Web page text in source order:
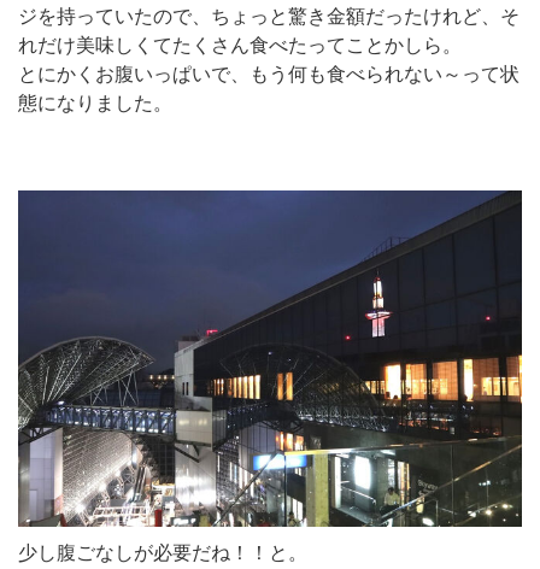
ジを持っていたので、ちょっと驚き金額だったけれど、そ
れだけ美味しくてたくさん食べたってことかしら。
とにかくお腹いっぱいで、もう何も食べられない～って状
態になりました。
少し腹ごなしが必要だね！！と。